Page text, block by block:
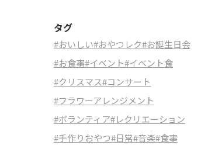
タグ
#おいしい#おやつレク#お誕生日会
#お食事#イベント#イベント食
#クリスマス#コンサート
#フラワーアレンジメント
#ボランティア#レクリエーション
#手作りおやつ#日常#音楽#食事